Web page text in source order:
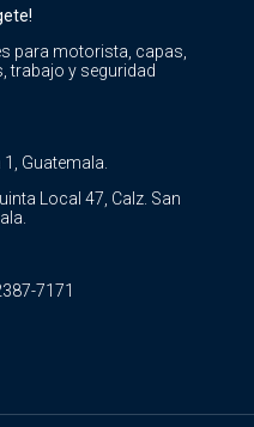
para motorista, capas,
trabajo y seguridad
Guatemala.
Local 47, Calz. San
7171